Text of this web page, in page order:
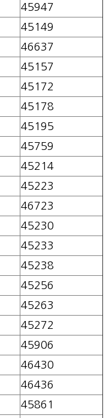
45947
45149
46637
45157
45172
45178
45195
45759
45214
45223
46723
45230
45233
45238
45256
45263
45272
45906
46430
46436
45861